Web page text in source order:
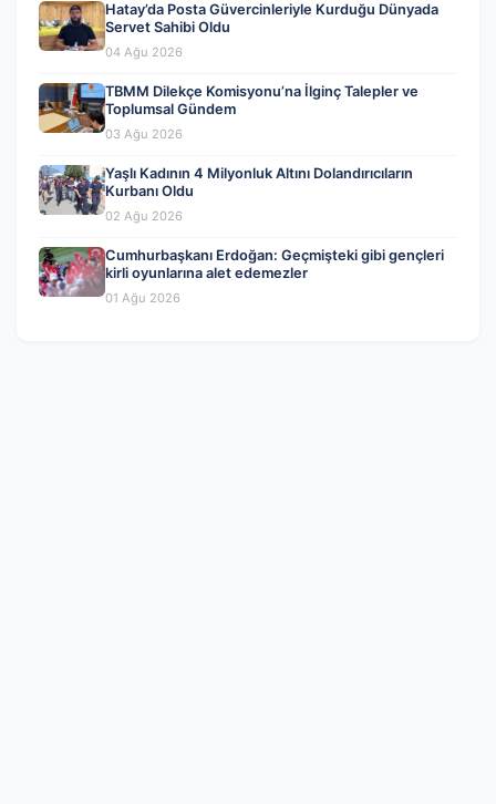
Hatay’da Posta Güvercinleriyle Kurduğu Dünyada
Servet Sahibi Oldu
04 Ağu 2026
TBMM Dilekçe Komisyonu’na İlginç Talepler ve
Toplumsal Gündem
03 Ağu 2026
Yaşlı Kadının 4 Milyonluk Altını Dolandırıcıların
Kurbanı Oldu
02 Ağu 2026
Cumhurbaşkanı Erdoğan: Geçmişteki gibi gençleri
kirli oyunlarına alet edemezler
01 Ağu 2026